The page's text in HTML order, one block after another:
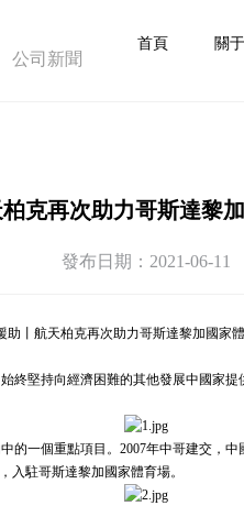
首頁 關
公司新聞
克再次助力哥斯達黎
發布日期：2021-06-11
助丨航天柏克再次助力哥斯達黎加國家
終堅持向經濟困難的其他發展中國家
的一個重點項目。2007年中哥建交，
入駐哥斯達黎加國家體育場。